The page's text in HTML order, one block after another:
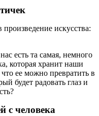
искусства:
есть та самая, немного
которая хранит наши
ее можно превратить в
будет радовать глаз и
с человека